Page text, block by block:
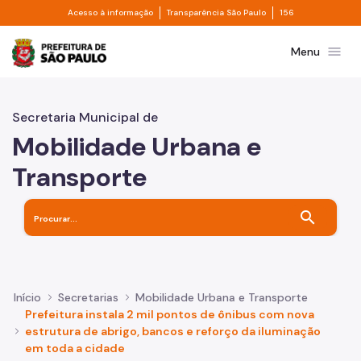
Pular para o Conteúdo principal
Acesso à informação Divisor de acesso à informação
Transparência São Paulo Divisor de
156
Prefeitura de São PauloMenu menu
Secretaria Municipal de
Mobilidade Urbana e
Transporte
search
Início Secretarias
Mobilidade Urbana e Transporte
Prefeitura instala 2 mil pontos de ônibus com nova
estrutura de abrigo, bancos e reforço da iluminação
em toda a cidade